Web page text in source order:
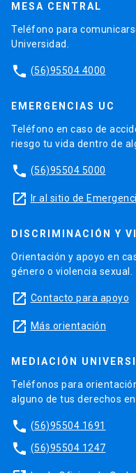
MESA CENTRAL
Teléfono para
Universidad.
phone (56)95504 4000
EMERGENCIAS UC
Teléfono en caso de
riesgo tu vida dentro de
phone (56)95504 5000
launch Ir al sitio de
DISCRIMINACIÓN Y
Orientación y apoyo en
género o violencia sexual.
launch Contacto para apoyo
launch Más orientación
MEDIACIÓN
Teléfonos para
alguno de tus derechos
phone (56)95504 1691
phone (56)95504 1247